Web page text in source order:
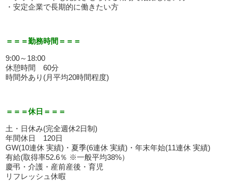
・安定企業で長期的に働きたい方
＝＝＝勤務時間＝＝＝
9:00～18:00
休憩時間 60分
時間外あり(月平均20時間程度)
＝＝＝休日＝＝＝
土・日休み(完全週休2日制)
年間休日 120日
GW(10連休 実績)・夏季(6連休 実績)・年末年始(11連休 実績)
有給(取得率52.6％ ※一般平均38%）
慶弔・介護・産前産後・育児
リフレッシュ休暇